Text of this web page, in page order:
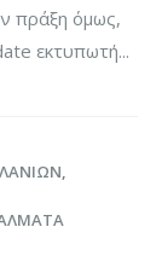
πράξη όμως,
εκτυπωτή...
,